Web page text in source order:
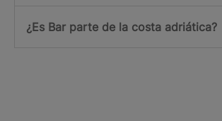
¿Es Bar parte de la costa adriática?